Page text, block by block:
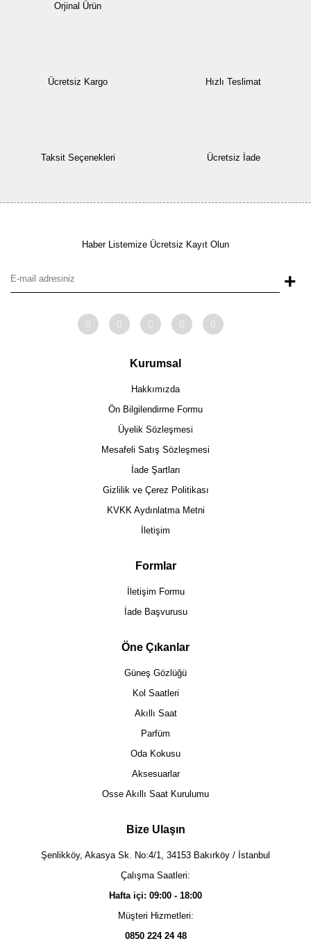
Orjinal Ürün
Ücretsiz Kargo Hızlı Teslimat
Taksit Seçenekleri Ücretsiz İade
Haber Listemize Ücretsiz Kayıt Olun
+
Kurumsal
Hakkımızda
Ön Bilgilendirme Formu
Üyelik Sözleşmesi
Mesafeli Satış Sözleşmesi
İade Şartları
Gizlilik ve Çerez Politikası
KVKK Aydınlatma Metni
İletişim
Formlar
İletişim Formu
İade Başvurusu
Öne Çıkanlar
Güneş Gözlüğü
Kol Saatleri
Akıllı Saat
Parfüm
Oda Kokusu
Aksesuarlar
Osse Akıllı Saat Kurulumu
Bize Ulaşın
Şenlikköy, Akasya Sk. No:4/1, 34153 Bakırköy / İstanbul
Çalışma Saatleri:
Hafta içi: 09:00 - 18:00
Müşteri Hizmetleri:
0850 224 24 48